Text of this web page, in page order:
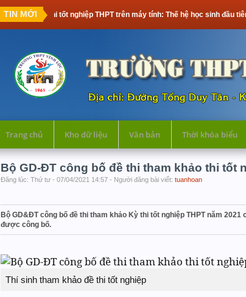
TIN MỚI
Thi tốt nghiệp THPT trên máy tính: Thế hệ học sinh đầu tiên cần
Trang chủ Kho dữ liệu Văn bản Thời khóa biểu
Bộ GD-ĐT công bố đề thi tham khảo thi tốt
Đăng lúc: Thứ tư - 07/04/2021 14:57 - Người đăng bài viết: tuanhoan
Bộ GD&ĐT công bố đề thi tham khảo Kỳ thi tốt nghiệp THPT năm
được công bố.
Thí sinh tham khảo đề thi tốt nghiệp